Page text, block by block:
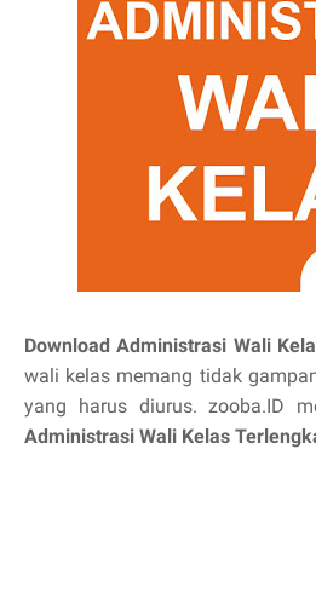
Download Administrasi Wali
wali kelas memang tidak
yang harus diurus. zooba.ID
Administrasi Wali Kelas